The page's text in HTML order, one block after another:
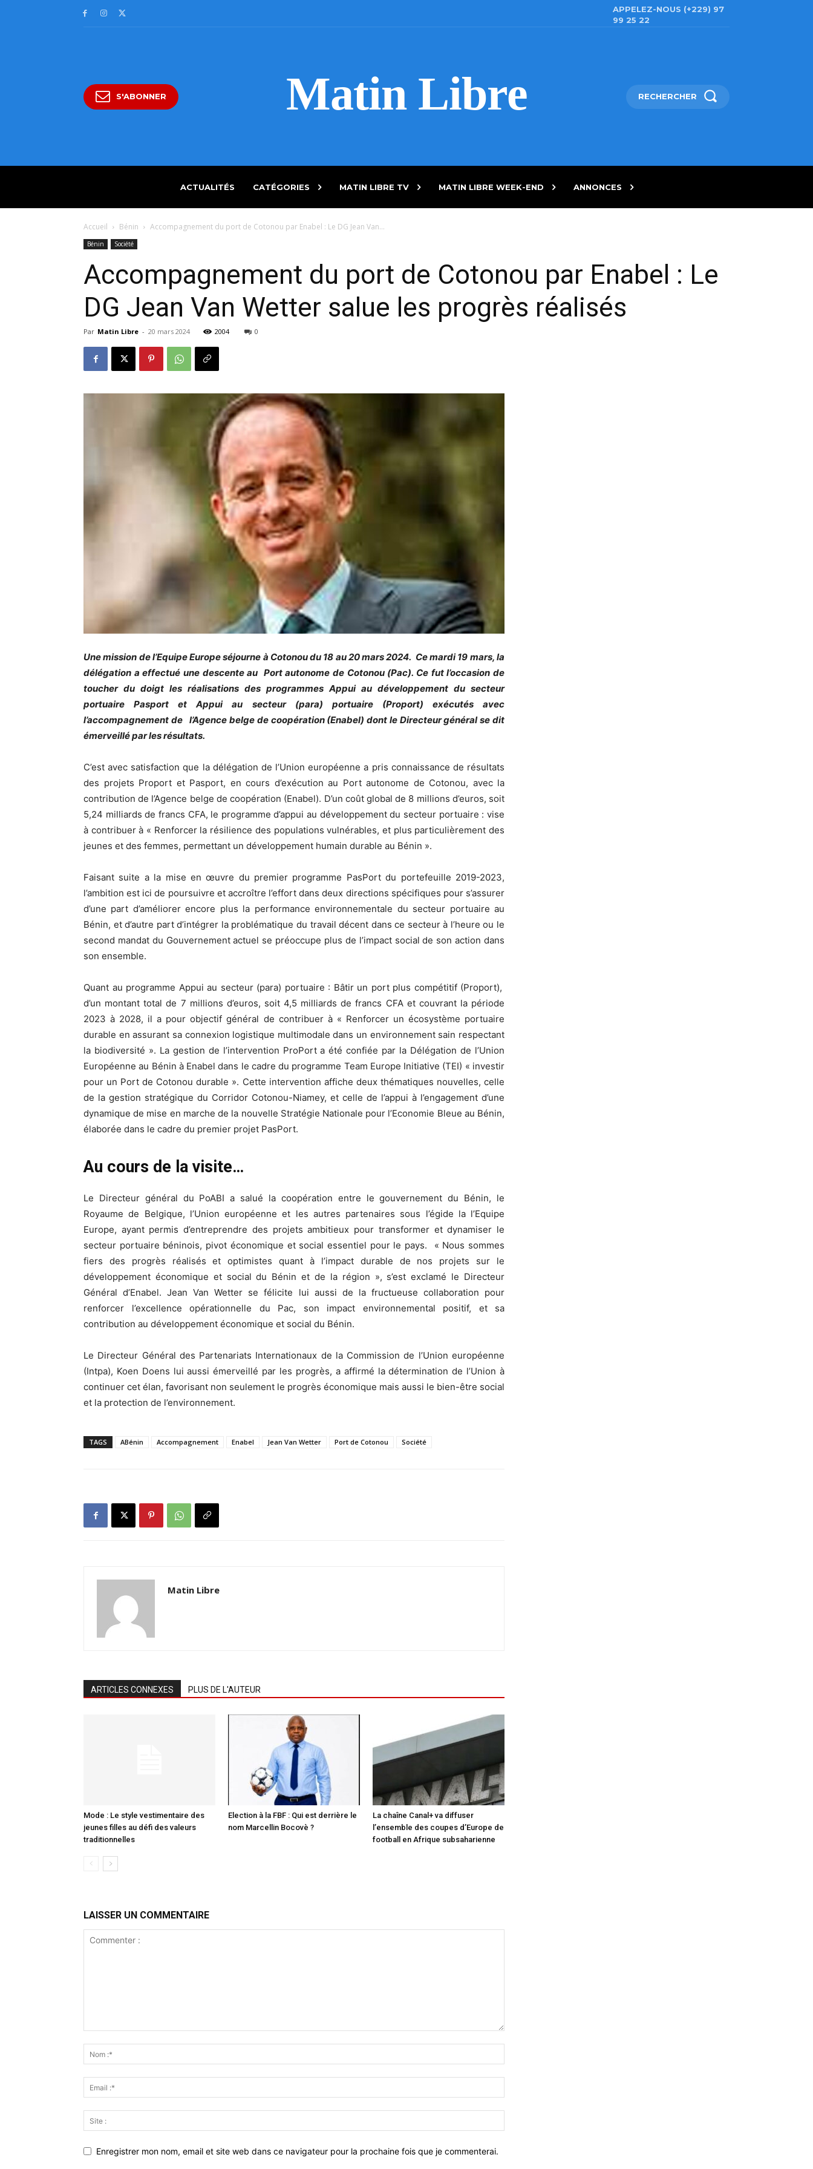
APPELEZ-NOUS (+229) 97
99 25 22
S'ABONNER Matin Libre RECHERCHER
ACTUALITÉS CATÉGORIES MATIN LIBRE TV MATIN LIBRE WEEK-END ANNONCES
Accueil Bénin Accompagnement du port de Cotonou par Enabel : Le DG Jean Van...
Bénin Société
Accompagnement du port de Cotonou par Enabel : Le
DG Jean Van Wetter salue les progrès réalisés
Par Matin Libre - 20 mars 2024 2004 0
Une mission de l’Equipe Europe séjourne à Cotonou du 18 au 20 mars 2024. Ce mardi 19 mars, la
délégation a effectué une descente au Port autonome de Cotonou (Pac). Ce fut l’occasion de
toucher du doigt les réalisations des programmes Appui au développement du secteur
portuaire Pasport et Appui au secteur (para) portuaire (Proport) exécutés avec
l’accompagnement de l’Agence belge de coopération (Enabel) dont le Directeur général se dit
émerveillé par les résultats.
C’est avec satisfaction que la délégation de l’Union européenne a pris connaissance de résultats
des projets Proport et Pasport, en cours d’exécution au Port autonome de Cotonou, avec la
contribution de l’Agence belge de coopération (Enabel). D’un coût global de 8 millions d’euros, soit
5,24 milliards de francs CFA, le programme d’appui au développement du secteur portuaire : vise
à contribuer à « Renforcer la résilience des populations vulnérables, et plus particulièrement des
jeunes et des femmes, permettant un développement humain durable au Bénin ».
Faisant suite a la mise en œuvre du premier programme PasPort du portefeuille 2019-2023,
l’ambition est ici de poursuivre et accroître l’effort dans deux directions spécifiques pour s’assurer
d’une part d’améliorer encore plus la performance environnementale du secteur portuaire au
Bénin, et d’autre part d’intégrer la problématique du travail décent dans ce secteur à l’heure ou le
second mandat du Gouvernement actuel se préoccupe plus de l’impact social de son action dans
son ensemble.
Quant au programme Appui au secteur (para) portuaire : Bâtir un port plus compétitif (Proport),
d’un montant total de 7 millions d’euros, soit 4,5 milliards de francs CFA et couvrant la période
2023 à 2028, il a pour objectif général de contribuer à « Renforcer un écosystème portuaire
durable en assurant sa connexion logistique multimodale dans un environnement sain respectant
la biodiversité ». La gestion de l’intervention ProPort a été confiée par la Délégation de l’Union
Européenne au Bénin à Enabel dans le cadre du programme Team Europe Initiative (TEI) « investir
pour un Port de Cotonou durable ». Cette intervention affiche deux thématiques nouvelles, celle
de la gestion stratégique du Corridor Cotonou-Niamey, et celle de l’appui à l’engagement d’une
dynamique de mise en marche de la nouvelle Stratégie Nationale pour l’Economie Bleue au Bénin,
élaborée dans le cadre du premier projet PasPort.
Au cours de la visite…
Le Directeur général du PoABI a salué la coopération entre le gouvernement du Bénin, le
Royaume de Belgique, l’Union européenne et les autres partenaires sous l’égide la l’Equipe
Europe, ayant permis d’entreprendre des projets ambitieux pour transformer et dynamiser le
secteur portuaire béninois, pivot économique et social essentiel pour le pays. « Nous sommes
fiers des progrès réalisés et optimistes quant à l’impact durable de nos projets sur le
développement économique et social du Bénin et de la région », s’est exclamé le Directeur
Général d’Enabel. Jean Van Wetter se félicite lui aussi de la fructueuse collaboration pour
renforcer l’excellence opérationnelle du Pac, son impact environnemental positif, et sa
contribution au développement économique et social du Bénin.
Le Directeur Général des Partenariats Internationaux de la Commission de l’Union européenne
(Intpa), Koen Doens lui aussi émerveillé par les progrès, a affirmé la détermination de l’Union à
continuer cet élan, favorisant non seulement le progrès économique mais aussi le bien-être social
et la protection de l’environnement.
TAGS ABénin Accompagnement Enabel Jean Van Wetter Port de Cotonou Société
Matin Libre
ARTICLES CONNEXES PLUS DE L'AUTEUR
Mode : Le style vestimentaire des
jeunes filles au défi des valeurs
traditionnelles
Election à la FBF : Qui est derrière le
nom Marcellin Bocovè ?
La chaîne Canal+ va diffuser
l’ensemble des coupes d’Europe de
football en Afrique subsaharienne
LAISSER UN COMMENTAIRE
Enregistrer mon nom, email et site web dans ce navigateur pour la prochaine fois que je commenterai.